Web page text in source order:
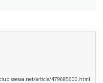
article/479685600.html